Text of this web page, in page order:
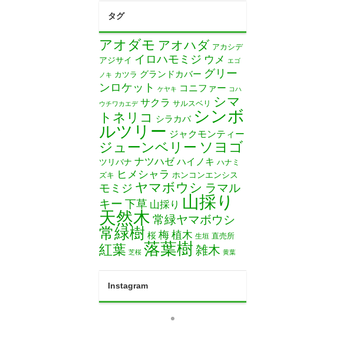
タグ
アオダモ アオハダ アカシデ
アジサイ イロハモミジ ウメ
エゴ
ノキ カツラ グランドカバー グリー
ンロケット
ケヤキ コニファー コハ
ウチワカエデ サクラ サルスベリ シマ
トネリコ
シラカバ シンボ
ルツリー ジャクモンティー
ジューンベリー ソヨゴ
ツリバナ ナツハゼ ハイノキ ハナミ
ズキ ヒメシャラ ホンコンエンシス
モミジ ヤマボウシ ラマル
キー 下草 山採り 山採り
天然木 常緑ヤマボウシ
常緑樹 桜 梅 植木 生垣 直売所
紅葉 芝桜 落葉樹 雑木 黄葉
Instagram